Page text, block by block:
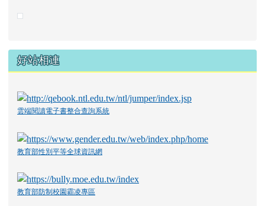
好站相連
雲端閱讀電子書整合查詢系統
教育部性別平等全球資訊網
教育部防制校園霸凌專區